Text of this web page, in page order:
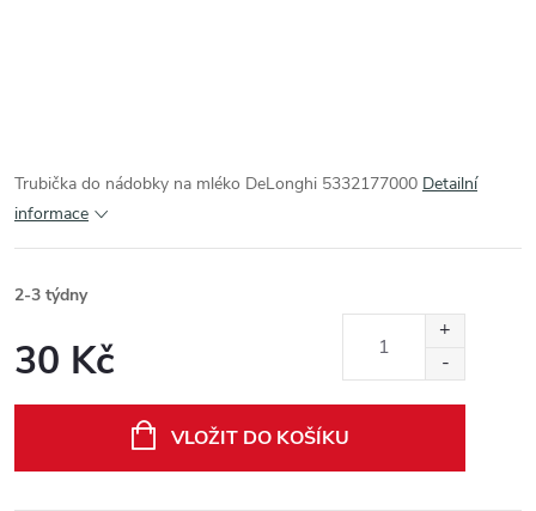
Trubička do nádobky na mléko DeLonghi 5332177000 Detailní
informace
2-3 týdny
30 Kč
VLOŽIT DO KOŠÍKU